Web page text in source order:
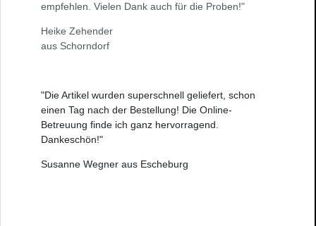
empfehlen. Vielen Dank auch für die Proben!"
Heike Zehender
aus Schorndorf
"Die Artikel wurden superschnell geliefert, schon
einen Tag nach der Bestellung! Die Online-
Betreuung finde ich ganz hervorragend.
Dankeschön!"
Susanne Wegner aus Escheburg